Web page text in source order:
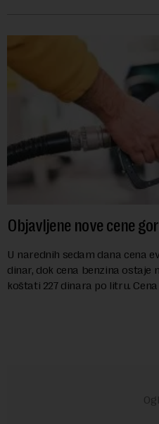
Objavljene nove cene
U narednih sedam dana cena
dinar, dok cena benzina ostaje
koštati 227 dinara po litru.